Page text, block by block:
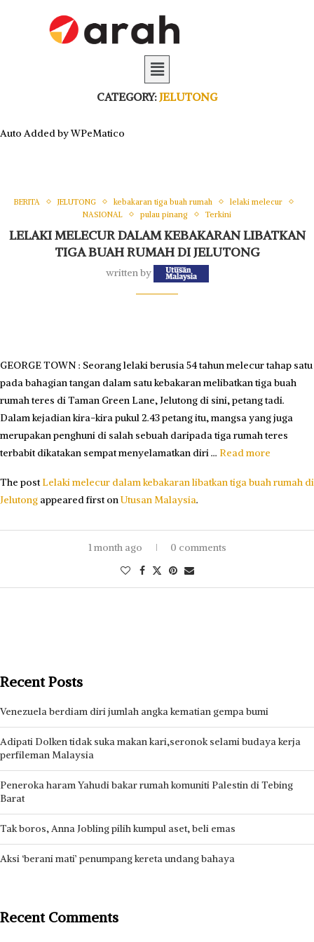
CATEGORY: JELUTONG
Auto Added by WPeMatico
BERITA JELUTONG kebakaran tiga buah rumah
lelaki melecur
NASIONAL
pulau pinang Terkini
LELAKI MELECUR DALAM KEBAKARAN LIBATKAN
TIGA BUAH RUMAH DI JELUTONG
written by
GEORGE TOWN : Seorang lelaki berusia 54 tahun melecur tahap satu
pada bahagian tangan dalam satu kebakaran melibatkan tiga buah
rumah teres di Taman Green Lane, Jelutong di sini, petang tadi.
Dalam kejadian kira-kira pukul 2.43 petang itu, mangsa yang juga
merupakan penghuni di salah sebuah daripada tiga rumah teres
terbabit dikatakan sempat menyelamatkan diri … Read more
The postLelaki melecur dalam kebakaran libatkan tiga buah rumah di
Jelutong appeared first onUtusan Malaysia.
1 month ago 0 comments
Recent Posts
Venezuela berdiam diri jumlah angka kematian gempa bumi
Adipati Dolken tidak suka makan kari,seronok selami budaya kerja
perfileman Malaysia
Peneroka haram Yahudi bakar rumah komuniti Palestin di Tebing
Barat
Tak boros, Anna Jobling pilih kumpul aset, beli emas
Aksi ‘berani mati’ penumpang kereta undang bahaya
Recent Comments